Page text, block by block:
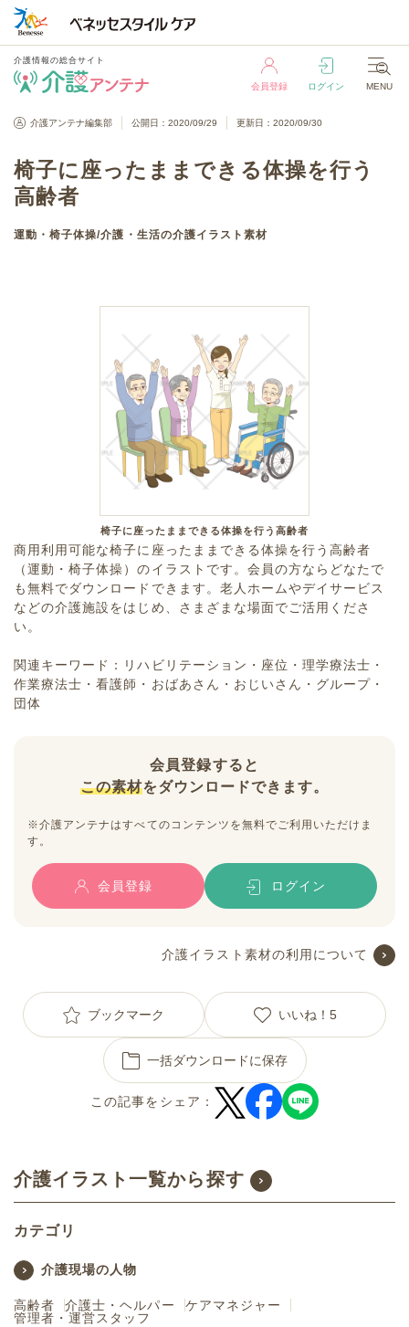
介護情報の総合サイト
会員登録 ログイン MENU
介護情報の総合サイト
介護アンテナ編集部 公開日：2020/09/29 更新日：2020/09/30
椅子に座ったままできる体操を行う
高齢者
運動・椅子体操/介護・生活の介護イラスト素材
椅子に座ったままできる体操を行う高齢者
商用利用可能な椅子に座ったままできる体操を行う高齢者
（運動・椅子体操）のイラストです。会員の方ならどなたで
も無料でダウンロードできます。老人ホームやデイサービス
などの介護施設をはじめ、さまざまな場面でご活用くださ
い。
関連キーワード：リハビリテーション・座位・理学療法士・
作業療法士・看護師・おばあさん・おじいさん・グループ・
団体
会員登録すると
この素材をダウンロードできます。
※介護アンテナはすべてのコンテンツを無料でご利用いただけま
す。
会員登録 ログイン
介護イラスト素材の利用について
ブックマーク いいね！ 5
一括ダウンロードに保存
この記事をシェア：
介護イラスト一覧から探す
カテゴリ
介護現場の人物
高齢者 介護士・ヘルパー
ケアマネジャー
管理者・運営スタッフ